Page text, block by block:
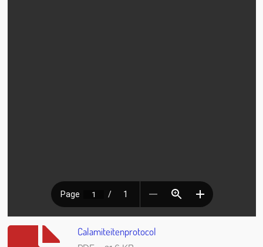
Calamiteitenprotocol